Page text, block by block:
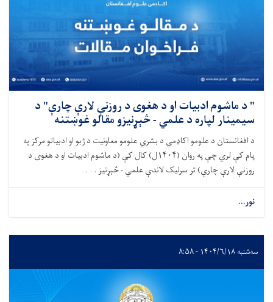
" د ماشوم ادبیات او د هغوی د روزنې لارې چارې" د
سیمینار لپاره د علمي - څېړنیزو مقالو غوښتنه
د افغانستان د علومو اکاډمي د بشري علومو معاونیت د ژبو او ادبیاتو مرکز په
پام کې لري چې په روان (۱۴۰۴ل) کال کې (د ماشوم ادبیات او د هغوی د
روزنې لارې چارې) تر سرلیک لاندې علمي - څېړنیز . . .
نور...
سه‌شنبه ۱۴۰۴/۶/۱۸ - ۸:۵۸